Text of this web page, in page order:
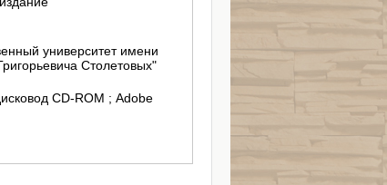
университет имени
Столетовых"
СD-ROM ; Adobe